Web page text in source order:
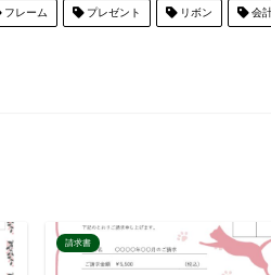
フレーム プレゼント リボン 会
請求書